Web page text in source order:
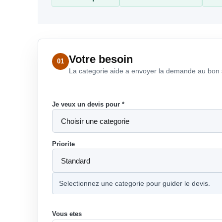
01 Votre besoin
La categorie aide a envoyer la demande au bon
Je veux un devis pour *
Priorite
Selectionnez une categorie pour guider le devis.
Vous etes